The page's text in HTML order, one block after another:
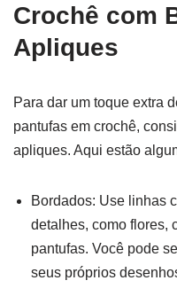
Crochê com
Apliques
Para dar um toque extra
pantufas em crochê,
apliques. Aqui estão
Bordados: Use linhas
detalhes, como flores,
pantufas. Você pode
seus próprios